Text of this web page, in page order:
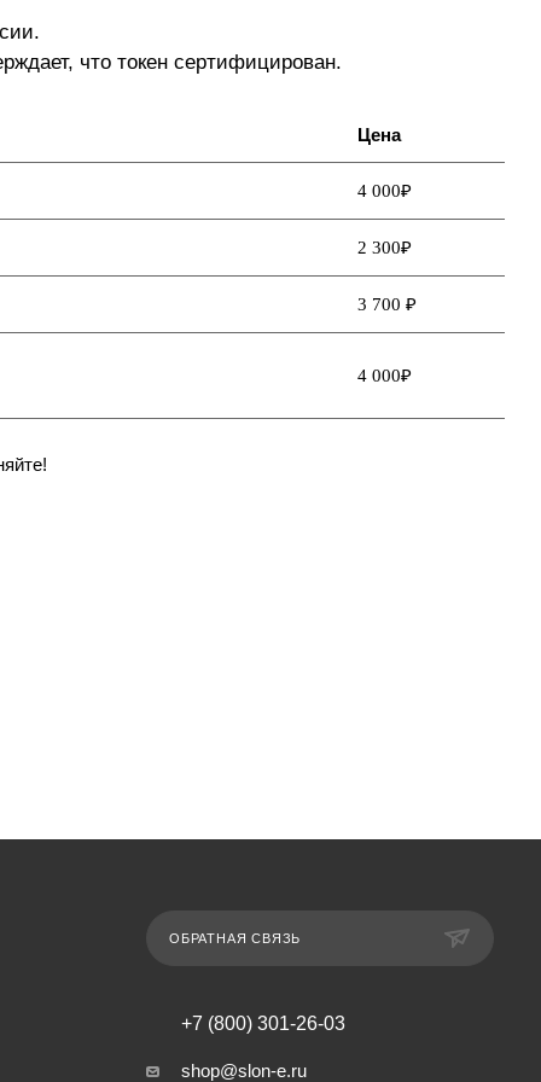
что токен сертифицирован.
Цена
4 000₽
2 300₽
3 700 ₽
4 000₽
ОБРАТНАЯ СВЯЗЬ
+7 (800) 301-26-03
shop@slon-e.ru